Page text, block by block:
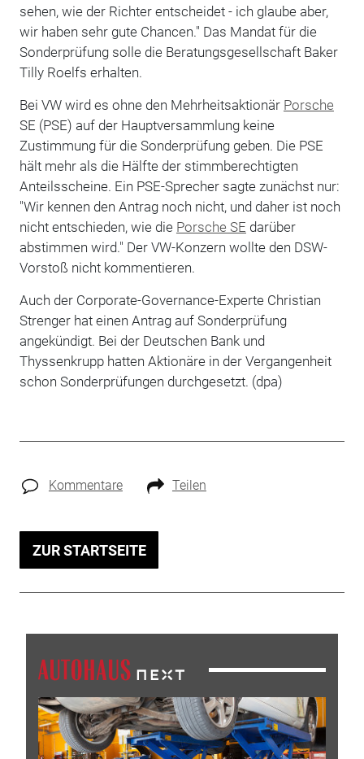
sehen, wie der Richter entscheidet - ich glaube aber,
wir haben sehr gute Chancen." Das Mandat für die
Sonderprüfung solle die Beratungsgesellschaft Baker
Tilly Roelfs erhalten.
Bei VW wird es ohne den Mehrheitsaktionär Porsche
SE (PSE) auf der Hauptversammlung keine
Zustimmung für die Sonderprüfung geben. Die PSE
hält mehr als die Hälfte der stimmberechtigten
Anteilsscheine. Ein PSE-Sprecher sagte zunächst nur:
"Wir kennen den Antrag noch nicht, und daher ist noch
nicht entschieden, wie die Porsche SE darüber
abstimmen wird." Der VW-Konzern wollte den DSW-
Vorstoß nicht kommentieren.
Auch der Corporate-Governance-Experte Christian
Strenger hat einen Antrag auf Sonderprüfung
angekündigt. Bei der Deutschen Bank und
Thyssenkrupp hatten Aktionäre in der Vergangenheit
schon Sonderprüfungen durchgesetzt. (dpa)
Kommentare Teilen
ZUR STARTSEITE